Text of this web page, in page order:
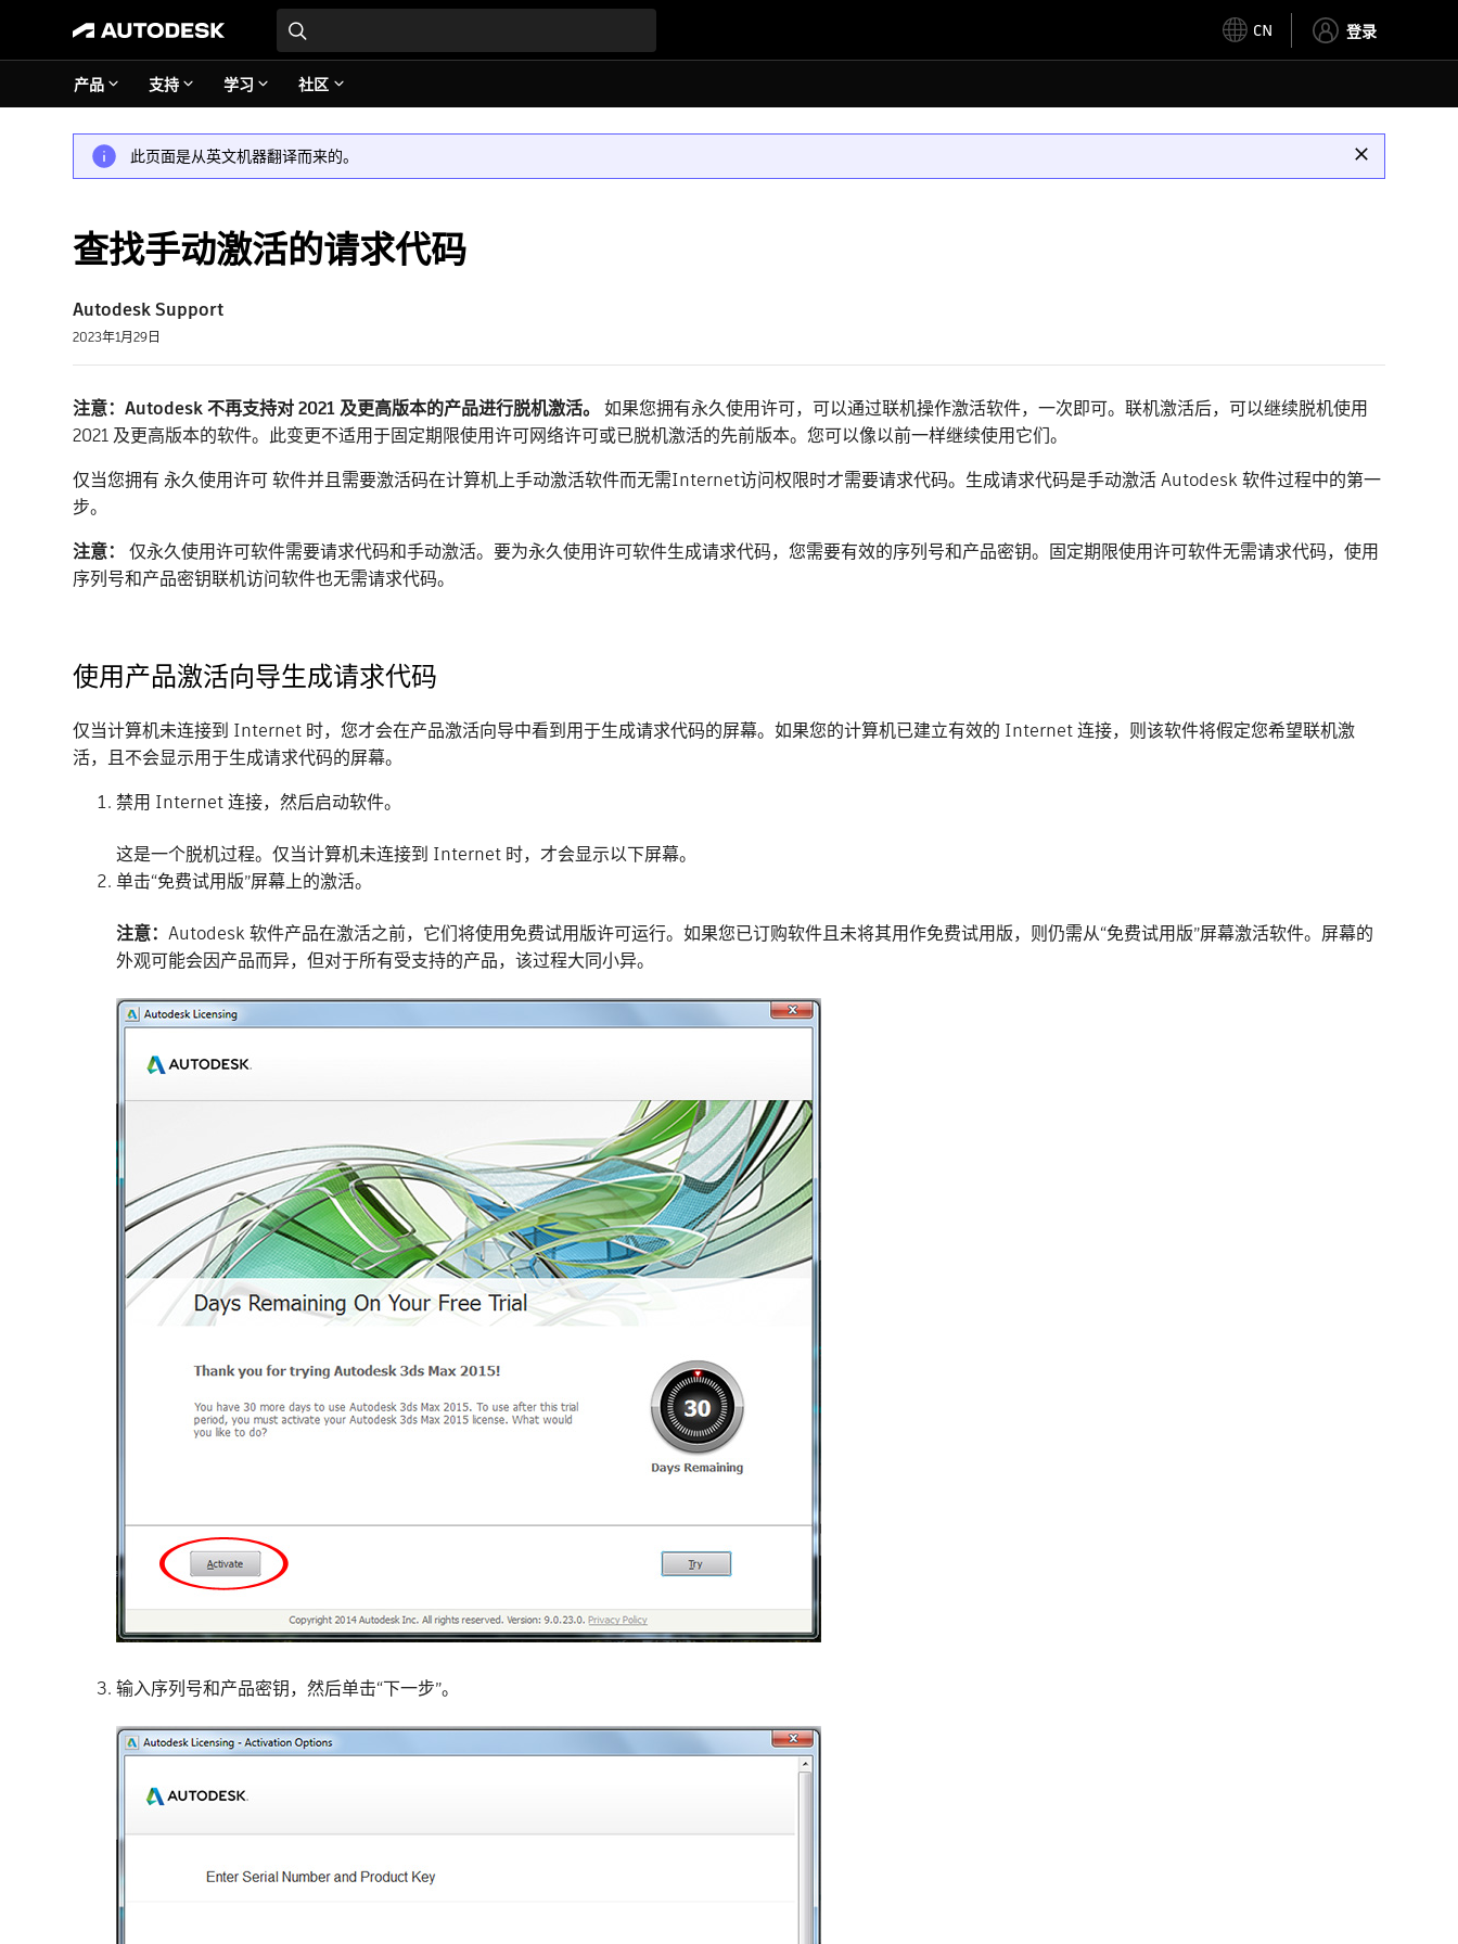
CN 登录
产品 支持 学习 社区
此页面是从英文机器翻译而来的。
查找手动激活的请求代码
Autodesk Support
2023年1月29日
注意：Autodesk 不再支持对 2021 及更高版本的产品进行脱机激活。 如果您拥有永久使用许可，可以通过联机操作激活软件，一次即可。联机激活后，可以继续脱机使用
2021 及更高版本的软件。此变更不适用于固定期限使用许可网络许可或已脱机激活的先前版本。您可以像以前一样继续使用它们。
仅当您拥有 永久使用许可 软件并且需要激活码在计算机上手动激活软件而无需Internet访问权限时才需要请求代码。生成请求代码是手动激活 Autodesk 软件过程中的第一
步。
注意：
仅永久使用许可软件需要请求代码和手动激活。要为永久使用许可软件生成请求代码，您需要有效的序列号和产品密钥。固定期限使用许可软件无需请求代码，使用
序列号和产品密钥联机访问软件也无需请求代码。
使用产品激活向导生成请求代码
仅当计算机未连接到 Internet 时，您才会在产品激活向导中看到用于生成请求代码的屏幕。如果您的计算机已建立有效的 Internet 连接，则该软件将假定您希望联机激
活，且不会显示用于生成请求代码的屏幕。
禁用 Internet 连接，然后启动软件。
这是一个脱机过程。仅当计算机未连接到 Internet 时，才会显示以下屏幕。
单击“免费试用版”屏幕上的激活。
注意：Autodesk 软件产品在激活之前，它们将使用免费试用版许可运行。如果您已订购软件且未将其用作免费试用版，则仍需从“免费试用版”屏幕激活软件。屏幕的
外观可能会因产品而异，但对于所有受支持的产品，该过程大同小异。
输入序列号和产品密钥，然后单击“下一步”。